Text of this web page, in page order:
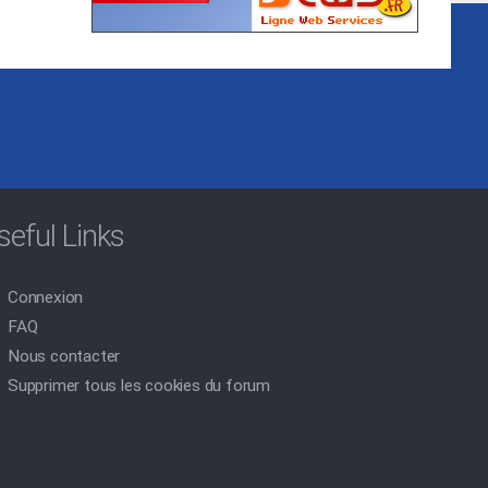
Links
Connexion
FAQ
Nous contacter
Supprimer tous les cookies du forum